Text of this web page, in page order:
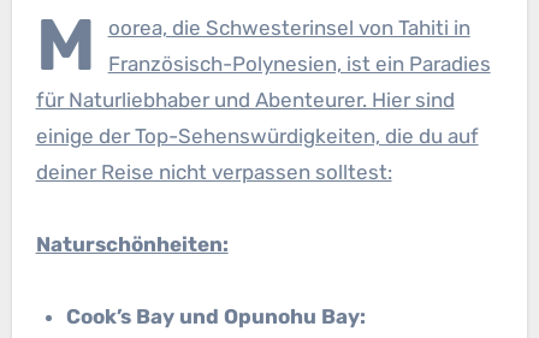
M
oorea, die Schwesterinsel von Tahiti in
Französisch-Polynesien, ist ein Paradies
für Naturliebhaber und Abenteurer. Hier sind
einige der Top-Sehenswürdigkeiten, die du auf
deiner Reise nicht verpassen solltest:
Naturschönheiten:
Cook’s Bay und Opunohu Bay: